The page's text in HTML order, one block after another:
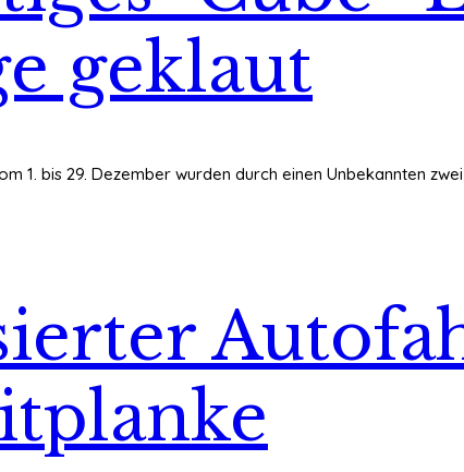
geklaut
1. bis 29. Dezember wurden durch einen Unbekannten